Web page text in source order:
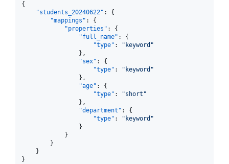
{
"students_20240622" :
{
"mappings" :
{
"properties" :
{
"full_name" :
{
"type" :
"keyword"
} ,
"sex" :
{
"type" :
"keyword"
} ,
"age" :
{
"type" :
"short"
} ,
"department" :
{
"type" :
"keyword"
}
}
}
}
}